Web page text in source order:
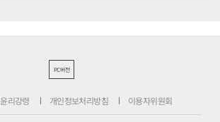
PC버전
윤리강령 개인정보처리방침 이용자위원회